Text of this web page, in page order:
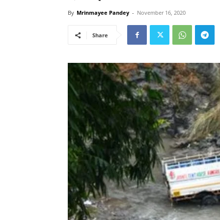
By Mrinmayee Pandey - November 16, 2020
Share